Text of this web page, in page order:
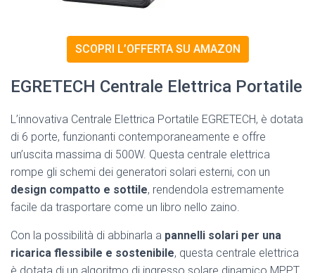
SCOPRI L’OFFERTA SU AMAZON
EGRETECH Centrale Elettrica Portatile
L’innovativa Centrale Elettrica Portatile EGRETECH, è dotata
di 6 porte, funzionanti contemporaneamente e offre
un’uscita massima di 500W. Questa centrale elettrica
rompe gli schemi dei generatori solari esterni, con un
design compatto e sottile, rendendola estremamente
facile da trasportare come un libro nello zaino.
Con la possibilità di abbinarla a pannelli solari per una
ricarica flessibile e sostenibile, questa centrale elettrica